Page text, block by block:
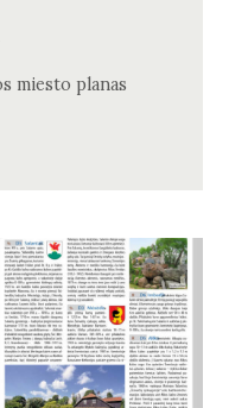
miesto planas